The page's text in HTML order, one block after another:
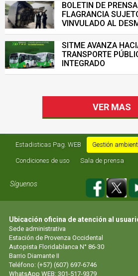
BOLETIN DE
FLAGRANCIA
VINVULADO AL
VENTA ILEGAL DE
SISTEMA DE
SITME AVANZA
TRANSPORTE
INTEGRADO
VER MAS
Estadisticas Pag. WEB Gestión
Condiciones de uso Sala de prensa
Síguenos
Ubicación oficina de atención al
Sede administrativa
Estación de Provenza Occidental
Autopista Floridablanca N° 86-30
Barrio Diamante II
Teléfono: (+57) (607) 697-6746
WhatsApp WEB: 301-517-9379